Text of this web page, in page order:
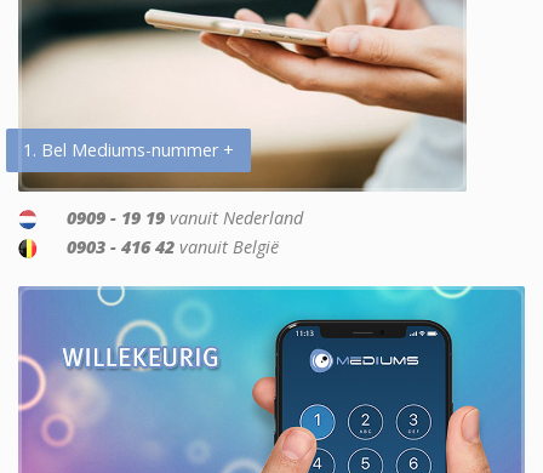
1. Bel Mediums-nummer +
0909 - 19 19 vanuit Nederland
0903 - 416 42 vanuit België